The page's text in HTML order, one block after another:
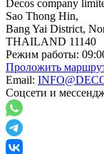
Decos company
Sao Thong Hin,
Bang Yai District,
THAILAND 11140
Режим работы:
Проложить
Email:
Соцсети и